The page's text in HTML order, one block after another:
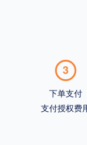
3
下单支付
支付授权费